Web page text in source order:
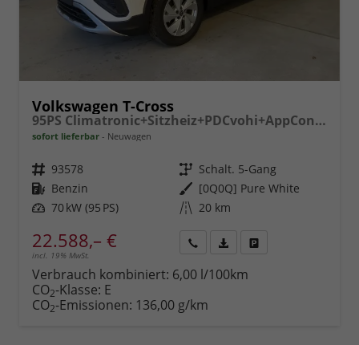
Volkswagen T-Cross
95PS Climatronic+Sitzheiz+PDCvohi+AppConnect+Side+TravelAssist+ACC
sofort lieferbar Neuwagen
Fahrzeugnr. 93578 Getriebe Schalt. 5-Gang
Kraftstoff Benzin Außenfarbe [0Q0Q] Pure White
Leistung 70 kW (95 PS) Kilometerstand 20 km
22.588,– €
incl. 19% MwSt.
anfordern
Datei,
Verbrauch kombiniert: 6,00 l/100km
CO2-Klasse: E
CO2-Emissionen: 136,00 g/km